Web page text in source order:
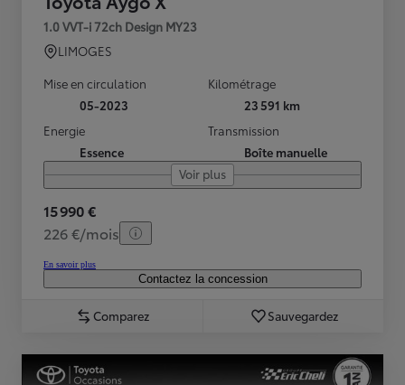
1.0 VVT-i 72ch Design MY23
LIMOGES
Mise en circulation
05-2023
Kilométrage
23 591 km
Energie
Essence
Transmission
Boîte manuelle
Voir plus
15 990 €
226 €/mois
En savoir plus
Contactez la concession
Comparez Sauvegardez